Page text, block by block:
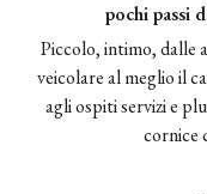
pochi passi
Piccolo, intimo, dalle
veicolare al meglio il
agli ospiti servizi e
cornice